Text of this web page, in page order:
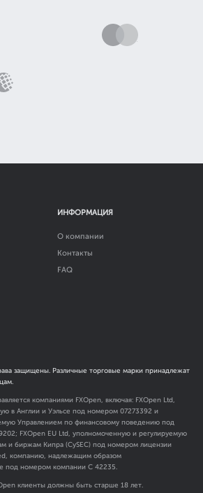
ИНФОРМАЦИЯ
О компании
Контакты
FAQ
защищены. Различные торговые марки принадлежат
компаниями FXOpen, включая: FXOpen Ltd,
в Англии и Уэльсе под номером 07273392 и
Управлением по финансовому поведению под
; FXOpen EU Ltd, уполномоченную и регулируемую
и биржам Кипра (CySEC) под номером лицензии
компанию, надлежащим образом
под номером компании C 42235.
клиенты должны быть старше 18 лет.